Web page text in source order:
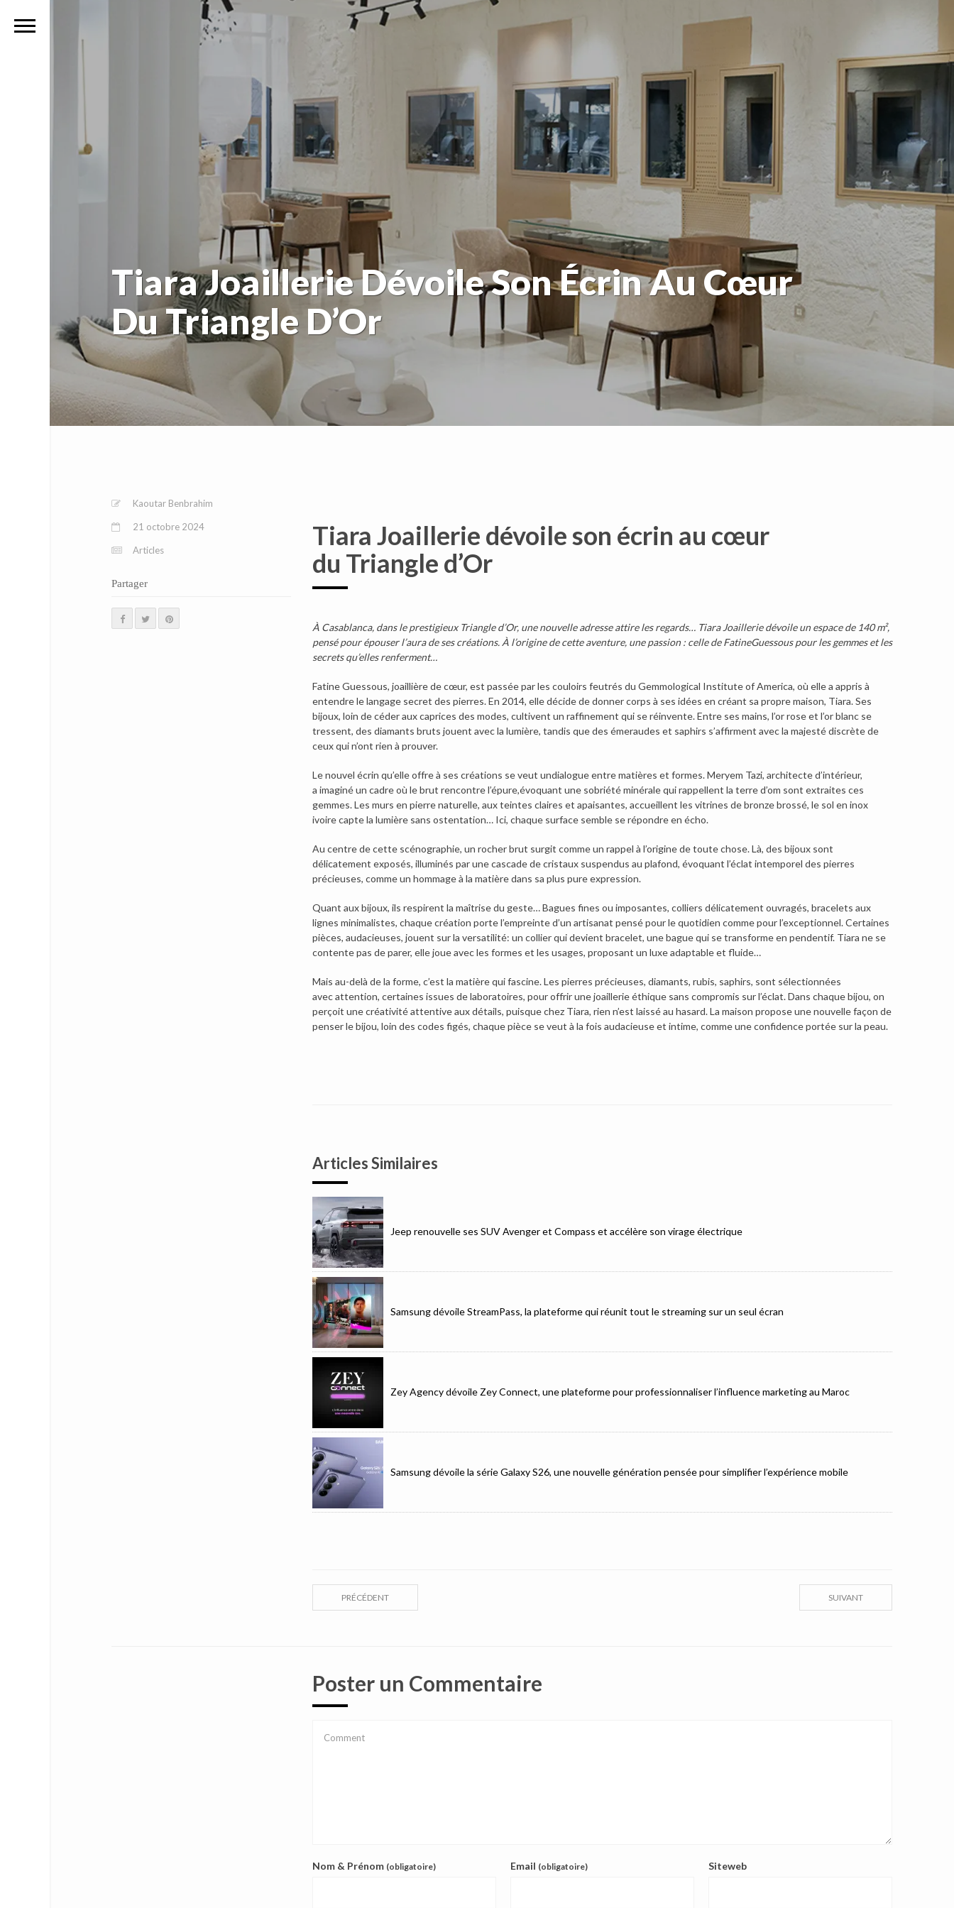
Tiara Joaillerie Dévoile Son Écrin Au Cœur
Du Triangle D’Or
Kaoutar Benbrahim
21 octobre 2024
Articles
Partager
Tiara Joaillerie dévoile son écrin au cœur
du Triangle d’Or
À Casablanca, dansle prestigieuxTriangle d’Or, une nouvelle adresse attire les regards… TiaraJoaillerie dévoile un espace de 140 m²,
pensé pour épouser l’aura de ses créations. À l’origine de cette aventure, une passion : celle deFatineGuessouspour les gemmes et les
secrets qu’elles renferment…
Fatine Guessous, joaillière de cœur, est passée par les couloirs feutrés du Gemmological Institute of America, où elle a appris à
entendre le langage secret des pierres. En 2014, elle décide de donner corps à ses idées en créant sa propre maison, Tiara. Ses
bijoux, loin de céder aux caprices des modes, cultivent un raffinement qui se réinvente. Entre ses mains, l’or rose et l’or blanc se
tressent, des diamants bruts jouent avec la lumière, tandis que des émeraudes et saphirs s’affirment avec la majesté discrète de
ceux qui n’ont rien à prouver.
Le nouvel écrin qu’elle offre à ses créations se veut undialogue entre matières et formes. Meryem Tazi, architecte d’intérieur,
a imaginé un cadre où le brut rencontre l’épure,évoquant une sobriété minérale qui rappellent la terre d’om sont extraites ces
gemmes. Les murs en pierre naturelle, aux teintes claires et apaisantes, accueillent les vitrines de bronze brossé, le sol en inox
ivoire capte la lumière sans ostentation… Ici, chaque surface semble se répondre en écho.
Au centre de cette scénographie, un rocher brut surgit comme un rappel à l’origine de toute chose. Là, des bijoux sont
délicatement exposés, illuminés par une cascade de cristaux suspendus au plafond, évoquant l’éclat intemporel des pierres
précieuses, comme un hommage à la matière dans sa plus pure expression.
Quant aux bijoux, ils respirent la maîtrise du geste… Bagues fines ou imposantes, colliers délicatement ouvragés, bracelets aux
lignes minimalistes, chaque création porte l’empreinte d’un artisanat pensé pour le quotidien comme pour l’exceptionnel. Certaines
pièces, audacieuses, jouent sur la versatilité: un collier qui devient bracelet, une bague qui se transforme en pendentif. Tiara ne se
contente pas de parer, elle joue avec les formes et les usages, proposant un luxe adaptable et fluide…
Mais au-delà de la forme, c’est la matière qui fascine. Les pierres précieuses, diamants, rubis, saphirs, sont sélectionnées
avec attention, certaines issues de laboratoires, pour offrir une joaillerie éthique sans compromis sur l’éclat. Dans chaque bijou, on
perçoit une créativité attentive aux détails, puisque chez Tiara, rien n’est laissé au hasard. La maison propose une nouvelle façon de
penser le bijou, loin des codes figés, chaque pièce se veut à la fois audacieuse et intime, comme une confidence portée sur la peau.
Articles Similaires
Jeep renouvelle ses SUV Avenger et Compass et accélère son virage électrique
Samsung dévoile StreamPass, la plateforme qui réunit tout le streaming sur un seul écran
Zey Agency dévoile Zey Connect, une plateforme pour professionnaliser l’influence marketing au Maroc
Samsung dévoile la série Galaxy S26, une nouvelle génération pensée pour simplifier l’expérience mobile
SUIVANT
PRÉCÉDENT
Poster un Commentaire
Nom & Prénom (obligatoire) Email (obligatoire) Siteweb